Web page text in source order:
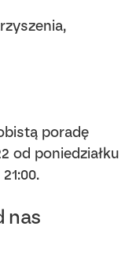
poradę
od poniedziałku
nas